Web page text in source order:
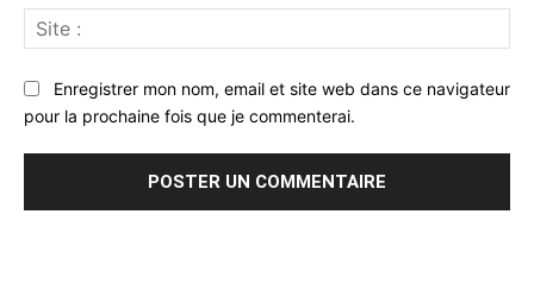
:
Enregistrer mon nom, email et site web dans ce navigateur
pour la prochaine fois que je commenterai.